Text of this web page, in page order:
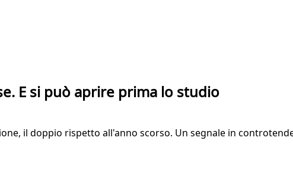
E si può aprire prima lo studio
il doppio rispetto all'anno scorso. Un segnale in